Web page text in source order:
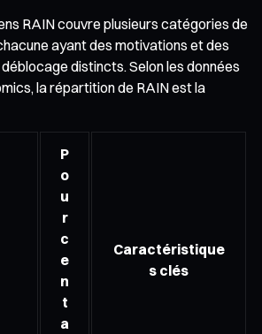
RAIN couvre plusieurs catégories de
ayant des motivations et des
distincts. Selon les données
la répartition de RAIN est la
P
o
u
r
c
e
n
t
a
Caractéristique
s clés